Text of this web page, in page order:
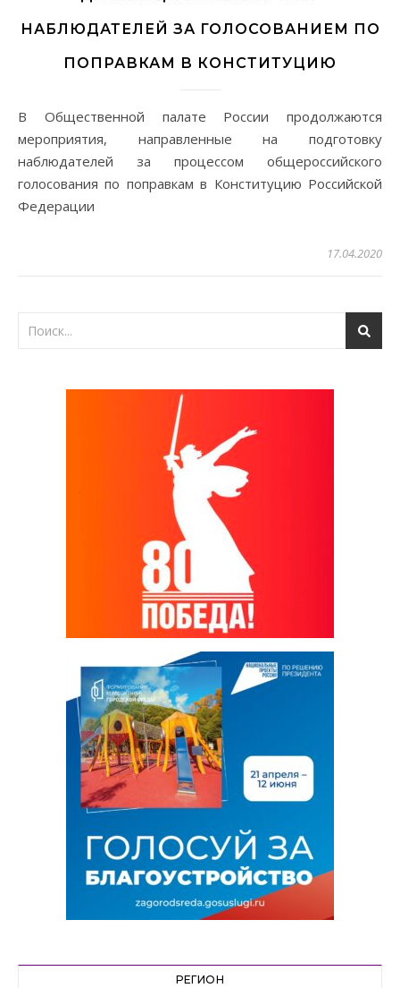
НАБЛЮДАТЕЛЕЙ ЗА ГОЛОСОВАНИЕМ ПО
ПОПРАВКАМ В КОНСТИТУЦИЮ
В Общественной палате России продолжаются
мероприятия, направленные на подготовку
наблюдателей за процессом общероссийского
голосования по поправкам в Конституцию Российской
Федерации
17.04.2020
РЕГИОН